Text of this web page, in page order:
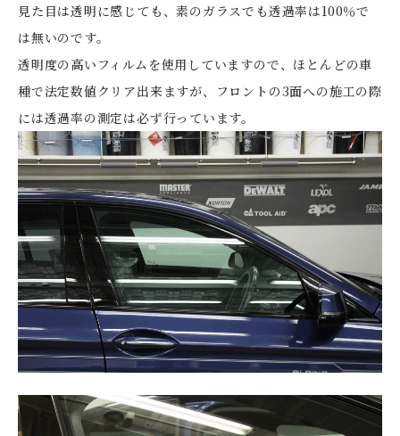
見た目は透明に感じても、素のガラスでも透過率は100％で
は無いのです。
透明度の高いフィルムを使用していますので、ほとんどの車
種で法定数値クリア出来ますが、フロントの3面への施工の際
には透過率の測定は必ず行っています。